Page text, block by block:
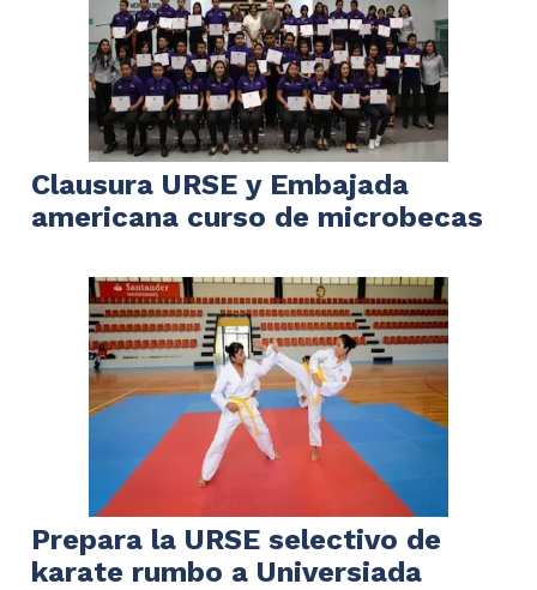
Clausura URSE y Embajada
americana curso de microbecas
Prepara la URSE selectivo de
karate rumbo a Universiada